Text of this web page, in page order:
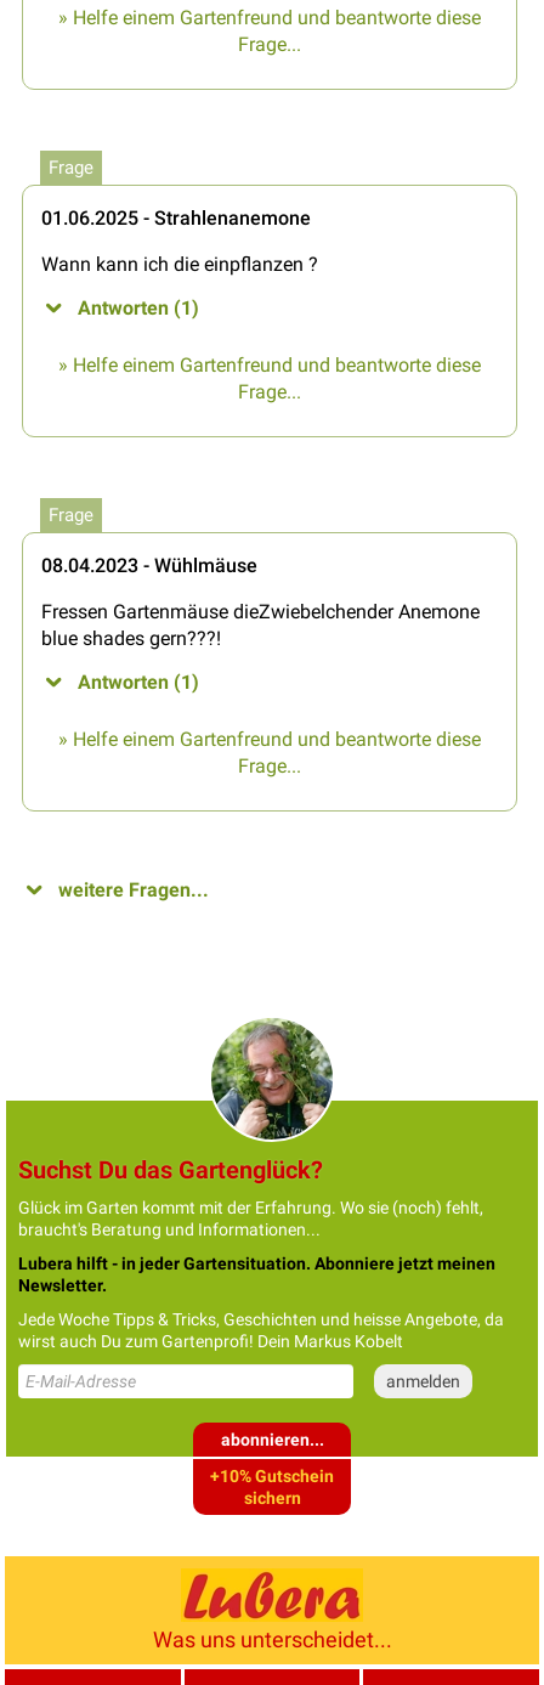
» Helfe einem Gartenfreund und beantworte diese
Frage...
Frage
01.06.2025 - Strahlenanemone
Wann kann ich die einpflanzen ?
Antworten (1)
» Helfe einem Gartenfreund und beantworte diese
Frage...
Frage
08.04.2023 - Wühlmäuse
Fressen Gartenmäuse dieZwiebelchender Anemone
blue shades gern???!
Antworten (1)
» Helfe einem Gartenfreund und beantworte diese
Frage...
weitere Fragen...
Suchst Du das Gartenglück?
Glück im Garten kommt mit der Erfahrung. Wo sie (noch) fehlt,
braucht's Beratung und Informationen...
Lubera hilft - in jeder Gartensituation. Abonniere jetzt meinen
Newsletter.
Jede Woche Tipps & Tricks, Geschichten und heisse Angebote, da
wirst auch Du zum Gartenprofi! Dein Markus Kobelt
abonnieren...
+10% Gutschein
sichern
Was uns unterscheidet...